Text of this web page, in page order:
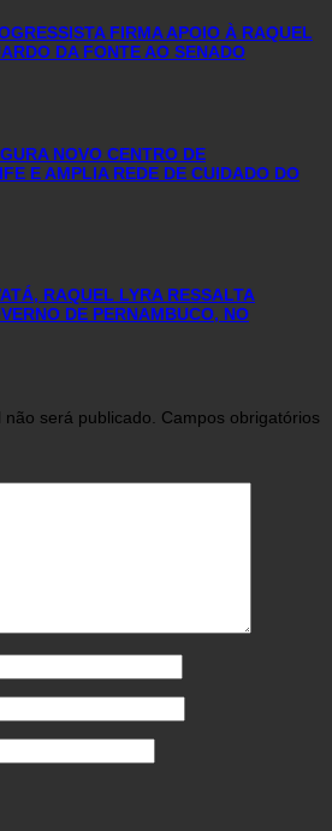
FIRMA APOIO À RAQUEL
DA FONTE AO SENADO
NOVO CENTRO DE
E AMPLIA REDE DE CUIDADO DO
RAQUEL LYRA RESSALTA
DE PERNAMBUCO, NO
será publicado. Campos obrigatórios